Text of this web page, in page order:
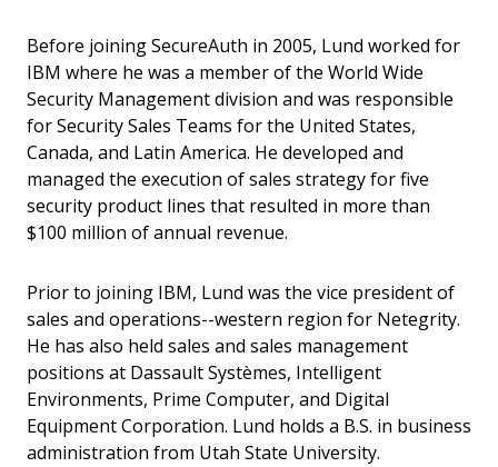
Before joining SecureAuth in 2005, Lund worked for
IBM where he was a member of the World Wide
Security Management division and was responsible
for Security Sales Teams for the United States,
Canada, and Latin America. He developed and
managed the execution of sales strategy for five
security product lines that resulted in more than
$100 million of annual revenue.
Prior to joining IBM, Lund was the vice president of
sales and operations--western region for Netegrity.
He has also held sales and sales management
positions at Dassault Systèmes, Intelligent
Environments, Prime Computer, and Digital
Equipment Corporation. Lund holds a B.S. in business
administration from Utah State University.